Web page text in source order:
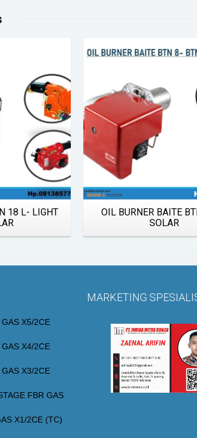
18 L- LIGHT
OIL BURNER BAITE
SOLAR
X5/2CE
X4/2CE
X3/2CE
FBR GAS
X1/2CE (TC)
MARKETING